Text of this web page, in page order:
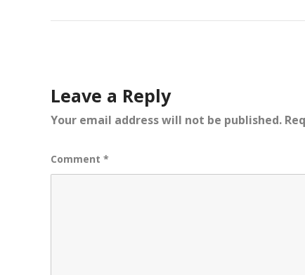
Leave a Reply
Your email address will not be published.
Comment *